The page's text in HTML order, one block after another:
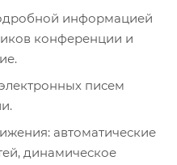
информацией
конференции и
писем
автоматические
динамическое